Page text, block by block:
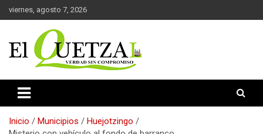
Saltar
al
viernes, agosto 7, 2026
El Quetzal de Cholula
Inicio Municipios
Huejotzingo